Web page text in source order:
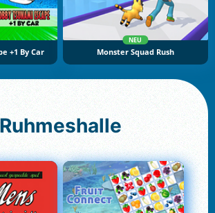
+1 By Car
NEU
Monster Squad Rush
Ruhmeshalle